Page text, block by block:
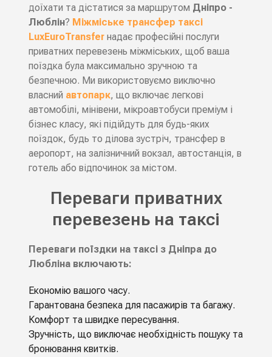
доїхати та дістатися за маршрутом Дніпро -
Люблін? Міжміське трансфер таксі
LuxEuroTransferнадає професійні послуги
приватних перевезень міжміських, щоб ваша
поїздка була максимально зручною та
безпечною. Ми використовуємо виключно
власний автопарк, що включає легкові
автомобілі, мінівени, мікроавтобуси преміум і
бізнес класу, які підійдуть для будь-яких
поїздок, будь то ділова зустріч, трансфер в
аеропорт, на залізничний вокзал, автостанція, в
готель або відпочинок за містом.
Переваги приватних
перевезень на таксі
Переваги поїздки на таксі з Дніпра до
Любліна включають:
Економію вашого часу.
Гарантована безпека для пасажирів та багажу.
Комфорт та швидке пересування.
Зручність, що виключає необхідність пошуку та
бронювання квитків.